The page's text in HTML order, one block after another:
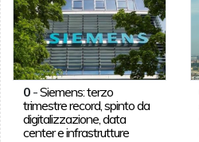
0-Siemens: terzo
trimestre record, spinto da
digitalizzazione, data
center e infrastrutture